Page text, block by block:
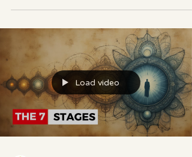
Može joj svjedočiti jedino um. Misao je
očitovanje uma. Izvor: atma.hr Koja je priroda
uma? Um je povezan s osjetilima. Osjetila
percipiraju objekt i šalju prikupljene informacije
umu. Um šalje odgovor tom objektu govoreći,
“Ja to volim” ili “Ja to ne volim”, “Ja to želim” ili
“Ja to ne želim”. Um prihvaća ili odbacuje, žudi
za onim što želi ili žali za onim čega više nema.